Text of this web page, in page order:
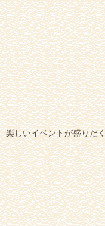
楽しいイベントが盛りだ